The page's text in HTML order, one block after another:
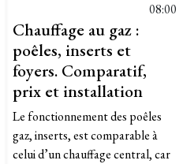
08:00
Chauffage au gaz :
poêles, inserts et
foyers. Comparatif,
prix et installation
Le fonctionnement des poêles
gaz, inserts, est comparable à
celui d’un chauffage central, car